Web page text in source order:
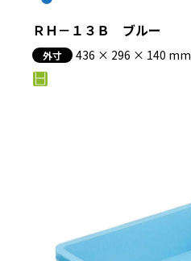
ＲＨ－１３Ｂ ブルー
外寸 436 × 296 × 140 mm